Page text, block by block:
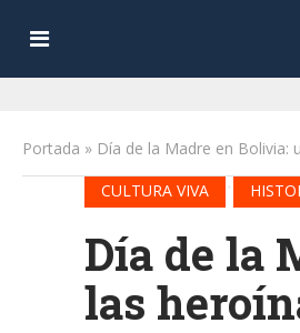
Portada » Día de la Madre en Bolivia:
CULTURA VIVA
Día de la
las